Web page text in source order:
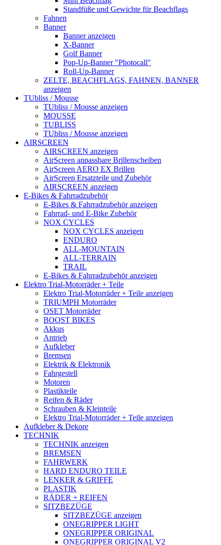
Standfüße und Gewichte für Beachflags
Fahnen
Banner
Banner anzeigen
X-Banner
Golf Banner
Pop-Up-Banner "Photocall"
Roll-Up-Banner
ZELTE, BEACHFLAGS, FAHNEN, BANNER
anzeigen
TUbliss / Mousse
TUbliss / Mousse anzeigen
MOUSSE
TUBLISS
TUbliss / Mousse anzeigen
AIRSCREEN
AIRSCREEN anzeigen
AirScreen anpassbare Brillenscheiben
AirScreen AERO EX Brillen
AirScreen Ersatzteile und Zubehör
AIRSCREEN anzeigen
E-Bikes & Fahrradzubehör
E-Bikes & Fahrradzubehör anzeigen
Fahrrad- und E-Bike Zubehör
NOX CYCLES
NOX CYCLES anzeigen
ENDURO
ALL-MOUNTAIN
ALL-TERRAIN
TRAIL
E-Bikes & Fahrradzubehör anzeigen
Elektro Trial-Motorräder + Teile
Elektro Trial-Motorräder + Teile anzeigen
TRIUMPH Motorräder
OSET Motorräder
BOOST BIKES
Akkus
Antrieb
Aufkleber
Bremsen
Elektrik & Elektronik
Fahrgestell
Motoren
Plastikteile
Reifen & Räder
Schrauben & Kleinteile
Elektro Trial-Motorräder + Teile anzeigen
Aufkleber & Dekore
TECHNIK
TECHNIK anzeigen
BREMSEN
FAHRWERK
HARD ENDURO TEILE
LENKER & GRIFFE
PLASTIK
RÄDER + REIFEN
SITZBEZÜGE
SITZBEZÜGE anzeigen
ONEGRIPPER LIGHT
ONEGRIPPER ORIGINAL
ONEGRIPPER ORIGINAL V2